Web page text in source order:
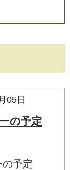
05日
の予定
予定